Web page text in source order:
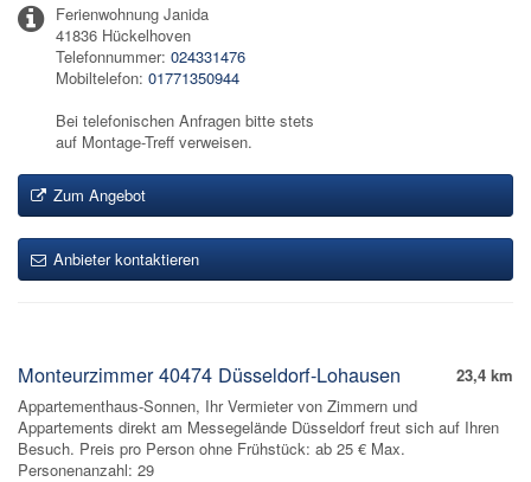
Ferienwohnung Janida
41836 Hückelhoven
Telefonnummer: 024331476
Mobiltelefon: 01771350944
Bei telefonischen Anfragen bitte stets
auf Montage-Treff verweisen.
Zum Angebot
Anbieter kontaktieren
23,4 km
Monteurzimmer 40474 Düsseldorf-Lohausen
Appartementhaus-Sonnen, Ihr Vermieter von Zimmern und
Appartements direkt am Messegelände Düsseldorf freut sich auf Ihren
Besuch. Preis pro Person ohne Frühstück: ab 25 € Max.
Personenanzahl: 29